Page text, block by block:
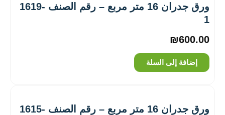
ورق جدران 16 متر مربع – رقم الصنف ‎1619-
1
₪600.00
إضافة إلى السلة
ورق جدران 16 متر مربع – رقم الصنف ‎1615-